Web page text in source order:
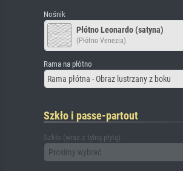
Nośnik
Płótno Leonardo (satyna)
(Płótno Venezia)
Rama na płótno
Rama płótna - Obraz lustrzany z boku
Szkło i passe-partout
Szkło (wraz z tylną płytą)
Prosimy wybrać